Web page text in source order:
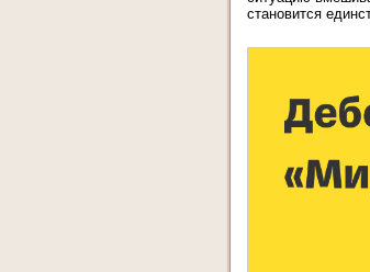
становится